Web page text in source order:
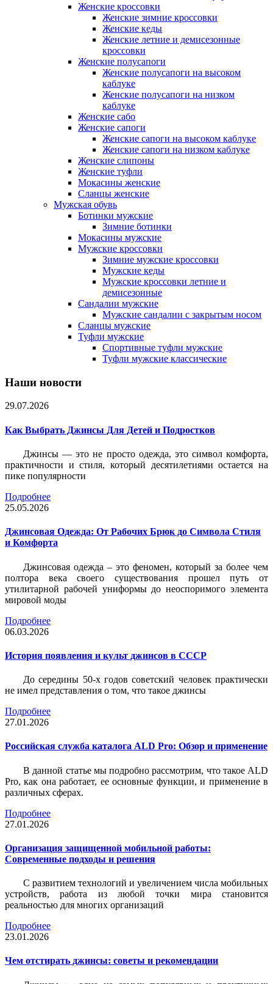
Женские кроссовки
Женские зимние кроссовки
Женские кеды
Женские летние и демисезонные
кроссовки
Женские полусапоги
Женские полусапоги на высоком
каблуке
Женские полусапоги на низком
каблуке
Женские сабо
Женские сапоги
Женские сапоги на высоком каблуке
Женские сапоги на низком каблуке
Женские слипоны
Женские туфли
Мокасины женские
Сланцы женские
Мужская обувь
Ботинки мужские
Зимние ботинки
Мокасины мужские
Мужские кроссовки
Зимние мужские кроссовки
Мужские кеды
Мужские кроссовки летние и
демисезонные
Сандалии мужские
Мужские сандалии с закрытым носом
Сланцы мужские
Туфли мужские
Спортивные туфли мужские
Туфли мужские классические
Наши новости
29.07.2026
Как Выбрать Джинсы Для Детей и Подростков
Джинсы — это не просто одежда, это символ комфорта,
практичности и стиля, который десятилетиями остается на
пике популярности
Подробнее
25.05.2026
Джинсовая Одежда: От Рабочих Брюк до Символа Стиля
и Комфорта
Джинсовая одежда – это феномен, который за более чем
полтора века своего существования прошел путь от
утилитарной рабочей униформы до неоспоримого элемента
мировой моды
Подробнее
06.03.2026
История появления и культ джинсов в СССР
До середины 50-х годов советский человек практически
не имел представления о том, что такое джинсы
Подробнее
27.01.2026
Российская служба каталога ALD Pro: Обзор и применение
В данной статье мы подробно рассмотрим, что такое ALD
Pro, как она работает, ее основные функции, и применение в
различных сферах.
Подробнее
27.01.2026
Организация защищенной мобильной работы:
Современные подходы и решения
С развитием технологий и увеличением числа мобильных
устройств, работа из любой точки мира становится
реальностью для многих организаций
Подробнее
23.01.2026
Чем отстирать джинсы: советы и рекомендации